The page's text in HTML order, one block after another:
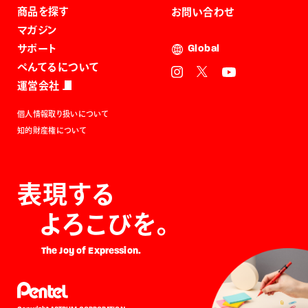
商品を探す
マガジン
サポート
ぺんてるについて
運営会社
お問い合わせ
Global
個人情報取り扱いについて
知的財産権について
表現する
よろこびを。
The Joy of Expression.